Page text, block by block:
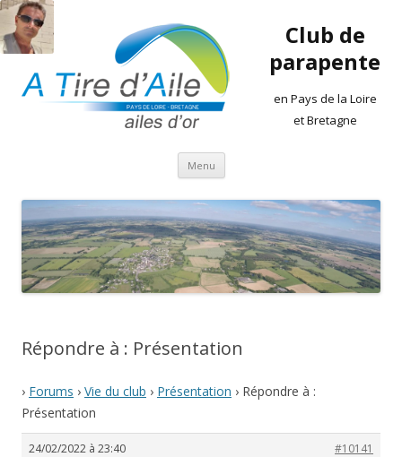
Club de
parapente
en Pays de la Loire
et Bretagne
Menu Aller
contenu
Répondre à : Présentation
› Forums › Vie du club › Présentation › Répondre à :
Présentation
24/02/2022 à 23:40
#10141